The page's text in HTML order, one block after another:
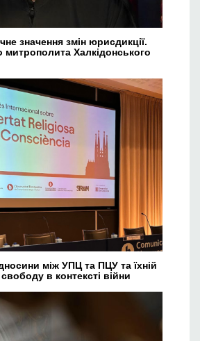
значення змін юрисдикції.
Халкідонського
між УПЦ та ПЦУ та їхній
в контексті війни